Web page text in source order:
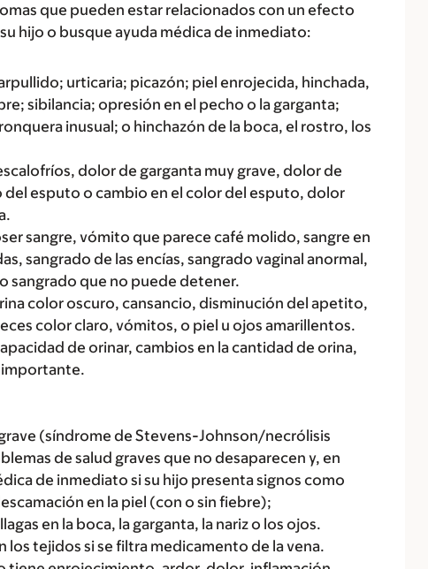
que pueden estar relacionados con un efecto
hijo o busque ayuda médica de inmediato:
urticaria; picazón; piel enrojecida, hinchada,
sibilancia; opresión en el pecho o la garganta;
inusual; o hinchazón de la boca, el rostro, los
dolor de garganta muy grave, dolor de
esputo o cambio en el color del esputo, dolor
sangre, vómito que parece café molido, sangre en
sangrado de las encías, sangrado vaginal anormal,
sangrado que no puede detener.
color oscuro, cansancio, disminución del apetito,
color claro, vómitos, o piel u ojos amarillentos.
de orinar, cambios en la cantidad de orina,
importante.
(síndrome de Stevens-Johnson/necrólisis
de salud graves que no desaparecen y, en
de inmediato si su hijo presenta signos como
en la piel (con o sin fiebre);
en la boca, la garganta, la nariz o los ojos.
los tejidos si se filtra medicamento de la vena.